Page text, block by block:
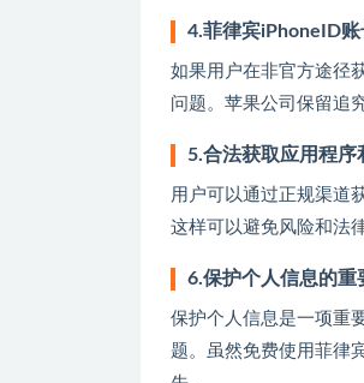
4.菲律宾iPhoneID
如果用户在非官方途径
问题。苹果公司保留追
5.合法获取应用程序
用户可以通过正规渠道
这样可以避免风险和法
6.保护个人信息的重
保护个人信息是一项重
题。虽然免费使用菲律